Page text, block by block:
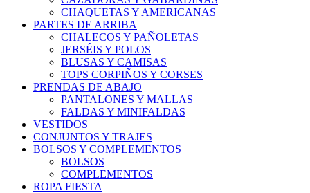
CHAQUETAS Y AMERICANAS
PARTES DE ARRIBA
CHALECOS Y PAÑOLETAS
JERSÉIS Y POLOS
BLUSAS Y CAMISAS
TOPS CORPIÑOS Y CORSES
PRENDAS DE ABAJO
PANTALONES Y MALLAS
FALDAS Y MINIFALDAS
VESTIDOS
CONJUNTOS Y TRAJES
BOLSOS Y COMPLEMENTOS
BOLSOS
COMPLEMENTOS
ROPA FIESTA